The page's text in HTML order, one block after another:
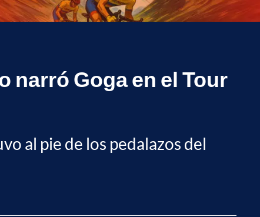
narró Goga en el Tour
al pie de los pedalazos del